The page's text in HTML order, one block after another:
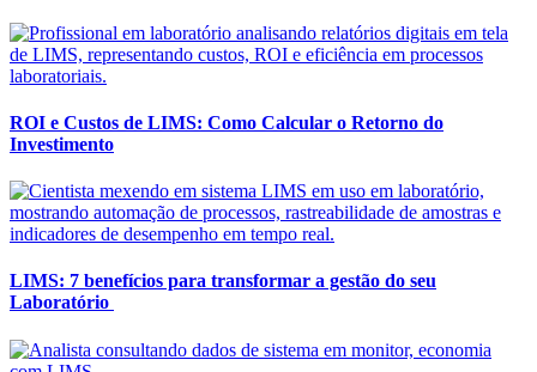
ROI e Custos de LIMS: Como Calcular o Retorno do
Investimento
LIMS: 7 benefícios para transformar a gestão do seu
Laboratório